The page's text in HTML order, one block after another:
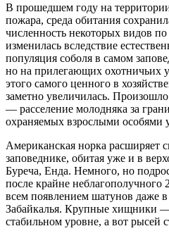
В прошедшем году на
пожара, среда обитания
численность некоторых видов
изменилась вследствие
популяция соболя в самом
но на прилегающих охотничьих
этого самого ценного в
заметно увеличилась.
— расселение молодняка за
охраняемых взрослыми особями
Американская норка расширяет
заповеднике, обитая уже и в
Буреча, Енда. Немного, но
после крайне неблагополучного
всем появлением шатунов даже
Забайкалья. Крупные хищники
стабильном уровне, а вот рысей